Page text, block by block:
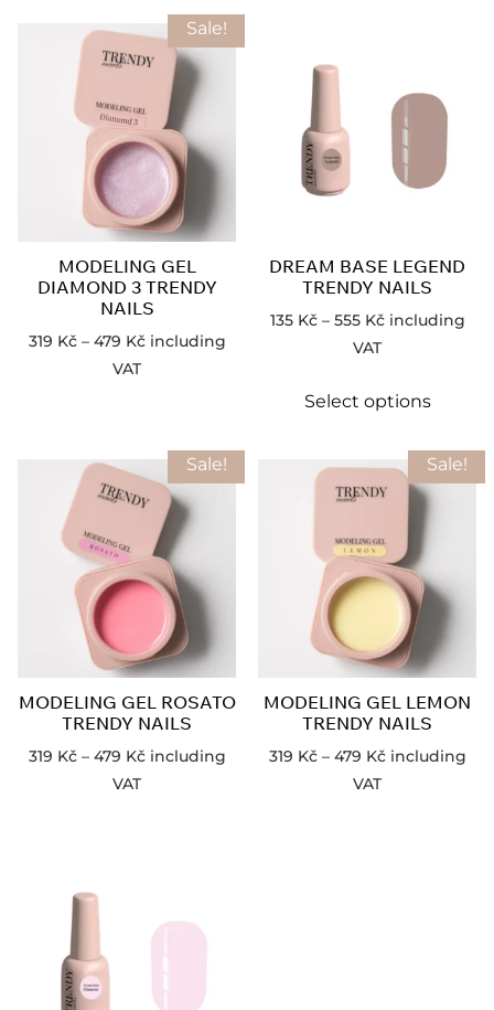
Sale!
MODELING GEL
DIAMOND 3 TRENDY
NAILS
319 Kč – 479 Kč including
VAT
DREAM BASE LEGEND
TRENDY NAILS
135 Kč – 555 Kč including
VAT
Select options
Sale!
MODELING GEL ROSATO
TRENDY NAILS
319 Kč – 479 Kč including
VAT
Sale!
MODELING GEL LEMON
TRENDY NAILS
319 Kč – 479 Kč including
VAT